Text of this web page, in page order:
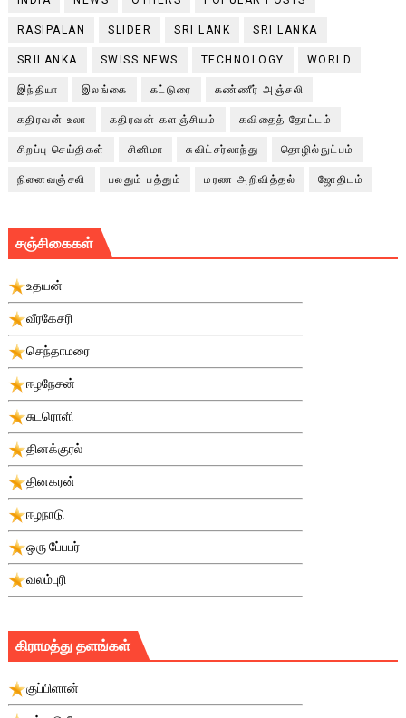
RASIPALAN SLIDER SRI LANK SRI LANKA
SRILANKA SWISS NEWS TECHNOLOGY WORLD
இந்தியா இலங்கை கட்டுரை கண்ணீர் அஞ்சலி
கதிரவன் உலா கதிரவன் களஞ்சியம் கவிதைத் தோட்டம்
சிறப்பு செய்திகள் சினிமா சுவிட்சர்லாந்து தொழில்நுட்பம்
நினைவஞ்சலி பலதும் பத்தும் மரண அறிவித்தல் ஜோதிடம்
சஞ்சிகைகள்
உதயன்
வீரகேசரி
செந்தாமரை
ஈழநேசன்
சுடரொளி
தினக்குரல்
தினகரன்
ஈழநாடு
ஒரு பே்பபர்
வலம்புரி
கிராமத்து தளங்கள்
குப்பிளான்